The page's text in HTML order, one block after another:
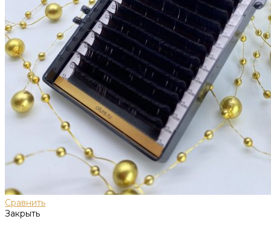
Сравнить
Закрыть